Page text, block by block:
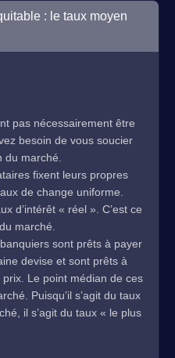
: le taux moyen
pas nécessairement être
besoin de vous soucier
du marché.
fixent leurs propres
de change uniforme.
d’intérêt « réel ». C’est ce
marché.
sont prêts à payer
devise et sont prêts à
Le point médian de ces
Puisqu’il s’agit du taux
il s’agit du taux « le plus